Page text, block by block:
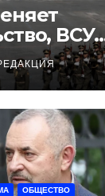
ВСУ
в
ОБЩЕСТВО